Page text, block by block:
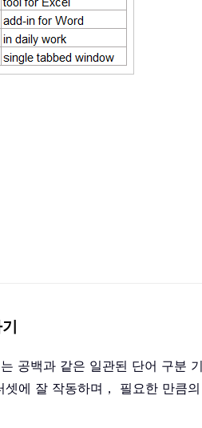
공백과 같은 일관된 단어 구분
에 잘 작동하며， 필요한 만큼